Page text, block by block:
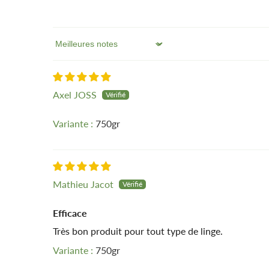
Sort by
Axel JOSS
750gr
Mathieu Jacot
Efficace
Très bon produit pour tout type de linge.
750gr